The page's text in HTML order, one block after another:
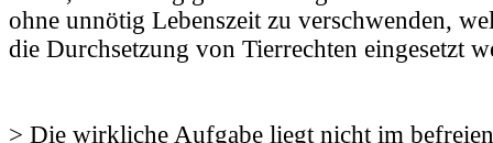
ohne unnötig Lebenszeit zu verschwenden,
die Durchsetzung von Tierrechten eingesetzt
> Die wirkliche Aufgabe liegt nicht im